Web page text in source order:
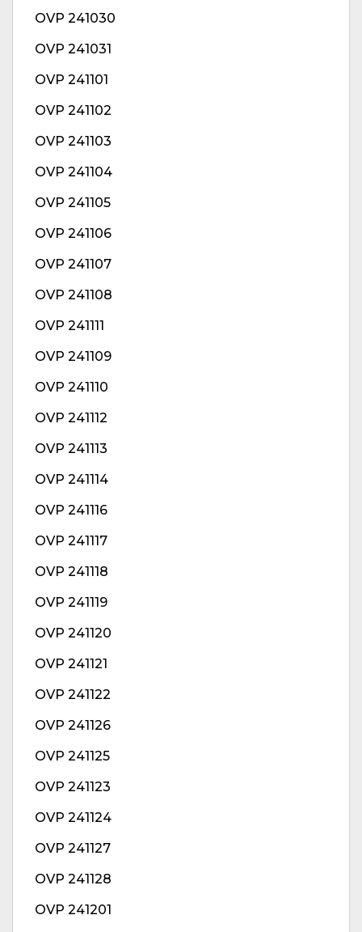
OVP 241030
OVP 241031
OVP 241101
OVP 241102
OVP 241103
OVP 241104
OVP 241105
OVP 241106
OVP 241107
OVP 241108
OVP 241111
OVP 241109
OVP 241110
OVP 241112
OVP 241113
OVP 241114
OVP 241116
OVP 241117
OVP 241118
OVP 241119
OVP 241120
OVP 241121
OVP 241122
OVP 241126
OVP 241125
OVP 241123
OVP 241124
OVP 241127
OVP 241128
OVP 241201